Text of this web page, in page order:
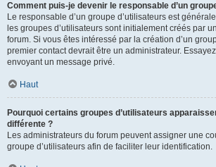
Comment puis-je devenir le responsable d’un
Le responsable d’un groupe d’utilisateurs est
les groupes d’utilisateurs sont initialement créés par
forum. Si vous êtes intéressé par la création d’un
premier contact devrait être un administrateur.
envoyant un message privé.
Haut
Pourquoi certains groupes d’utilisateurs
différente ?
Les administrateurs du forum peuvent assigner une
groupe d’utilisateurs afin de faciliter leur identification.